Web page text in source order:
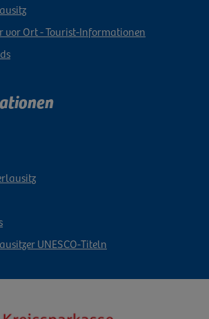
vor Ort - Tourist-Informationen
UNESCO-Titeln